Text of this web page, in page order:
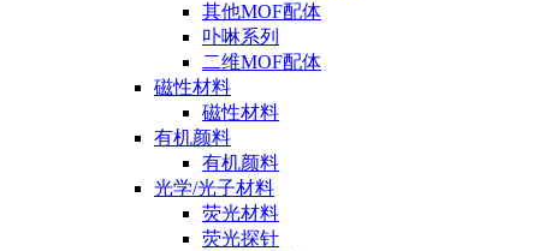
其他MOF配体
卟啉系列
二维MOF配体
磁性材料
磁性材料
有机颜料
有机颜料
光学/光子材料
荧光材料
荧光探针